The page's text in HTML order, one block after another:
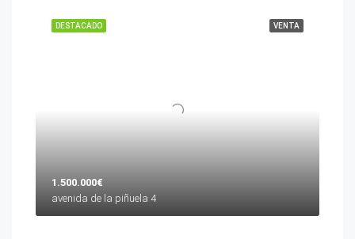
VENTA
DESTACADO
1.500.000€
avenida de la piñuela 4